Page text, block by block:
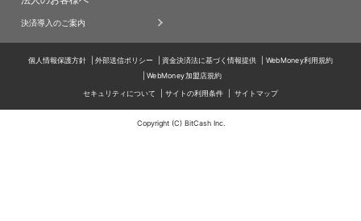
決済導入のご案内
個人情報保護方針 外部送信ポリシー 資金決済法に基づく情報提供 WebMoney利用規約
WebMoney加盟店規約
セキュリティについて サイトの利用条件 サイトマップ
Copyright (C) BitCash Inc.